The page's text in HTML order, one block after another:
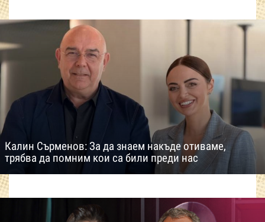
Калин Сърменов: За да знаем накъде отиваме,
трябва да помним кои са били преди нас